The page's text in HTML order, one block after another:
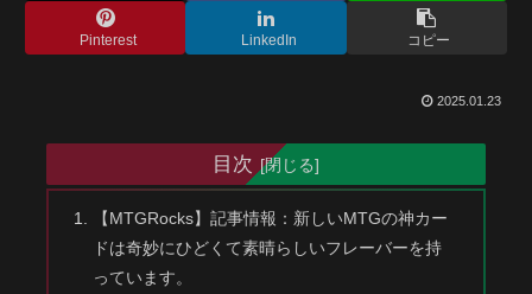
Pinterest LinkedIn コピー
2025.01.23
目次
【MTGRocks】記事情報：新しいMTGの神カー
ドは奇妙にひどくて素晴らしいフレーバーを持
っています。